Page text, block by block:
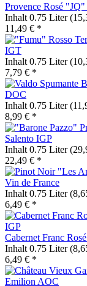
Provence Rosé
Inhalt 0.75 Liter
11,49 € *
IGT
Inhalt 0.75 Liter
7,79 € *
DOC
Inhalt 0.75 Liter
8,99 € *
Salento IGP
Inhalt 0.75 Liter
22,49 € *
Vin de France
Inhalt 0.75 Liter
6,49 € *
Cabernet Franc
Inhalt 0.75 Liter
6,49 € *